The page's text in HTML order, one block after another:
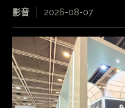
影音 2026-08-07